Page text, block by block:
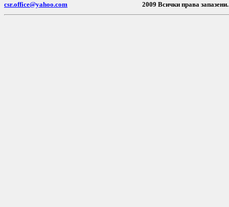
csr.office@yahoo.com 2009 Всички